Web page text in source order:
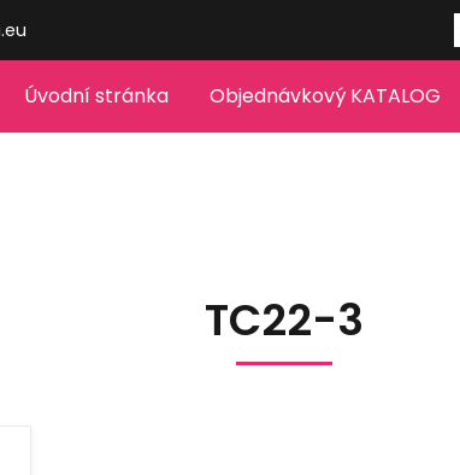
Úvodní stránka Objednávkový KATALOG
TC22-3